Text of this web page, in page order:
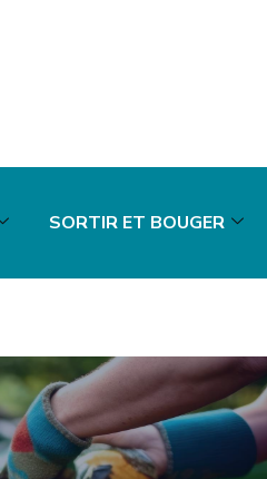
SORTIR ET BOUGER